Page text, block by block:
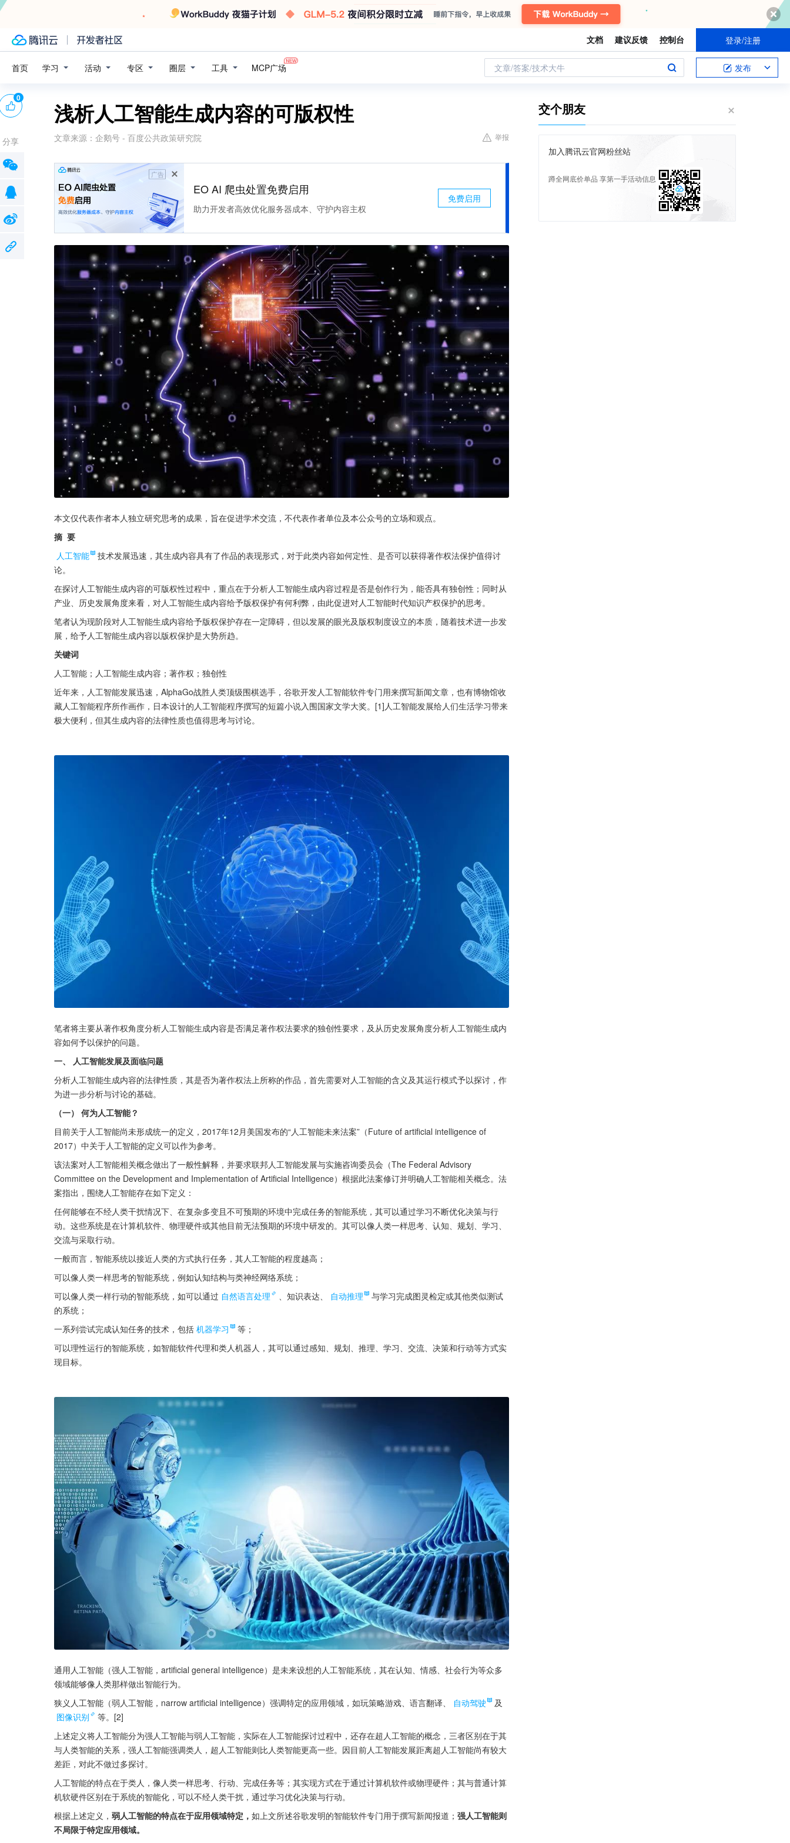
文档 建议反馈 控制台 登录/注册
首页 学习 活动 专区 圈层 工具 MCP广场 文章/答案/技术大牛 发布
浅析人工智能生成内容的可版权性
文章来源： 企鹅号 - 百度公共政策研究院 举报
广告
EO AI 爬虫处置免费启用
助力开发者高效优化服务器成本、守护内容主权
免费启用
本文仅代表作者本人独立研究思考的成果，旨在促进学术交流，不代表作者单位及本公众号的立场和观点。
摘  要
人工智能
技术发展迅速，其生成内容具有了作品的表现形式，对于此类内容如何定性、是否可以获得著作权法保护值得讨
论。
在探讨人工智能生成内容的可版权性过程中，重点在于分析人工智能生成内容过程是否是创作行为，能否具有独创性；同时从
产业、历史发展角度来看，对人工智能生成内容给予版权保护有何利弊，由此促进对人工智能时代知识产权保护的思考。
笔者认为现阶段对人工智能生成内容给予版权保护存在一定障碍，但以发展的眼光及版权制度设立的本质，随着技术进一步发
展，给予人工智能生成内容以版权保护是大势所趋。
关键词
人工智能；人工智能生成内容；著作权；独创性
近年来，人工智能发展迅速，AlphaGo战胜人类顶级围棋选手，谷歌开发人工智能软件专门用来撰写新闻文章，也有博物馆收
藏人工智能程序所作画作，日本设计的人工智能程序撰写的短篇小说入围国家文学大奖。[1]人工智能发展给人们生活学习带来
极大便利，但其生成内容的法律性质也值得思考与讨论。
笔者将主要从著作权角度分析人工智能生成内容是否满足著作权法要求的独创性要求，及从历史发展角度分析人工智能生成内
容如何予以保护的问题。
一、 人工智能发展及面临问题
分析人工智能生成内容的法律性质，其是否为著作权法上所称的作品，首先需要对人工智能的含义及其运行模式予以探讨，作
为进一步分析与讨论的基础。
（一） 何为人工智能？
目前关于人工智能尚未形成统一的定义，2017年12月美国发布的“人工智能未来法案”（Future of artificial intelligence of
2017）中关于人工智能的定义可以作为参考。
该法案对人工智能相关概念做出了一般性解释，并要求联邦人工智能发展与实施咨询委员会（The Federal Advisory
Committee on the Development and Implementation of Artificial Intelligence）根据此法案修订并明确人工智能相关概念。法
案指出，围绕人工智能存在如下定义：
任何能够在不经人类干扰情况下、在复杂多变且不可预期的环境中完成任务的智能系统，其可以通过学习不断优化决策与行
动。这些系统是在计算机软件、物理硬件或其他目前无法预期的环境中研发的。其可以像人类一样思考、认知、规划、学习、
交流与采取行动。
一般而言，智能系统以接近人类的方式执行任务，其人工智能的程度越高；
可以像人类一样思考的智能系统，例如认知结构与类神经网络系统；
可以像人类一样行动的智能系统，如可以通过 自然语言处理 、知识表达、 自动推理
与学习完成图灵检定或其他类似测试
的系统；
一系列尝试完成认知任务的技术，包括 机器学习
等；
可以理性运行的智能系统，如智能软件代理和类人机器人，其可以通过感知、规划、推理、学习、交流、决策和行动等方式实
现目标。
通用人工智能（强人工智能，artificial general intelligence）是未来设想的人工智能系统，其在认知、情感、社会行为等众多
领域能够像人类那样做出智能行为。
狭义人工智能（弱人工智能，narrow artificial intelligence）强调特定的应用领域，如玩策略游戏、语言翻译、
自动驾驶
及
图像识别
等。[2]
上述定义将人工智能分为强人工智能与弱人工智能，实际在人工智能探讨过程中，还存在超人工智能的概念，三者区别在于其
与人类智能的关系，强人工智能强调类人，超人工智能则比人类智能更高一些。因目前人工智能发展距离超人工智能尚有较大
差距，对此不做过多探讨。
人工智能的特点在于类人，像人类一样思考、行动、完成任务等；其实现方式在于通过计算机软件或物理硬件；其与普通计算
机软硬件区别在于系统的智能化，可以不经人类干扰，通过学习优化决策与行动。
根据上述定义， 弱人工智能的特点在于应用领域特定， 如上文所述谷歌发明的智能软件专门用于撰写新闻报道； 强人工智能则
不局限于特定应用领域。
0
分享
交个朋友
加入腾讯云官网粉丝站
蹲全网底价单品 享第一手活动信息